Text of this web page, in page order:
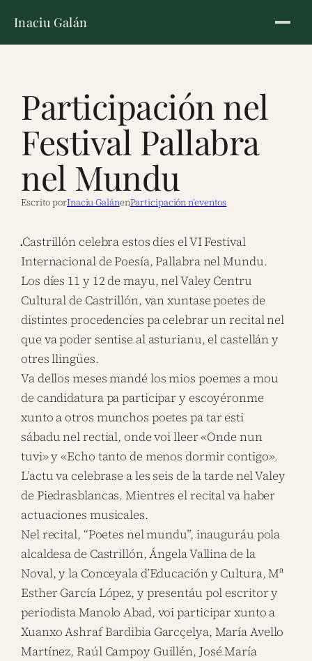
Inaciu Galán
Participación nel
Festival Pallabra
nel Mundu
Escrito porInaciu GalánenParticipación n’eventos
Castrillón celebra estos díes el VI Festival
Internacional de Poesía, Pallabra nel Mundu.
Los díes 11 y 12 de mayu, nel Valey Centru
Cultural de Castrillón, van xuntase poetes de
distintes procedencies pa celebrar un recital nel
que va poder sentise al asturianu, el castellán y
otres llingües.
Va dellos meses mandé los mios poemes a mou
de candidatura pa participar y escoyéronme
xunto a otros munchos poetes pa tar esti
sábadu nel rectial, onde voi lleer «Onde nun
tuvi» y «Echo tanto de menos dormir contigo».
L’actu va celebrase a les seis de la tarde nel Valey
de Piedrasblancas. Mientres el recital va haber
actuaciones musicales.
Nel recital, “Poetes nel mundu”, inauguráu pola
alcaldesa de Castrillón, Ángela Vallina de la
Noval, y la Conceyala d’Educación y Cultura, Mª
Esther García López, y presentáu pol escritor y
periodista Manolo Abad, voi participar xunto a
Xuanxo Ashraf Bardibia Garcçelya, María Avello
Martínez, Raúl Campoy Guillén, José María